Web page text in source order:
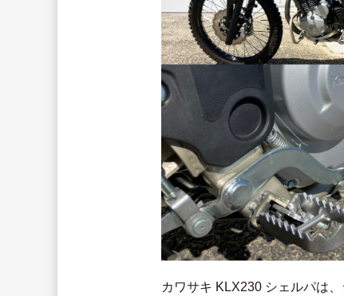
カワサキ KLX230 シェルパは